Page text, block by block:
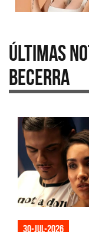
Últimas
Becerra
30-jul-2026